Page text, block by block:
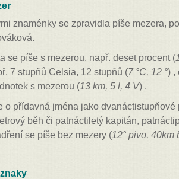
znaménky se zpravidla píše mezera,
se píše s mezerou, např. deset procent (
7 stupňů Celsia, 12 stupňů (7 °C, 12 °) ,
s mezerou (13 km, 5 l, 4 V) .
o přídavná jména jako dvanáctistupňové
běh či patnáctiletý kapitán,
se píše bez mezery (12° pivo, 40km